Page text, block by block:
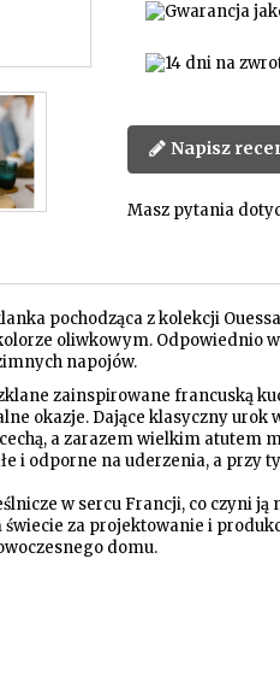
Napisz
Masz pytania
pochodząca z kolekcji
oliwkowym. Odpowiednio
napojów.
zainspirowane francuską
okazje. Dające klasyczny
a zarazem wielkim atutem
i odporne na uderzenia, a przy
w sercu Francji, co czyni
świecie za projektowanie i
domu.